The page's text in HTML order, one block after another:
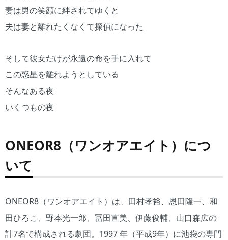
妻は男の笑顔に絆されてゆくと
夫は妻と離れたくなくて探偵になった
そして彼女だけが永遠の命を手に入れて
この惑星を離れようとしている
そんなある夜
いくつもの夜
ONEOR8（ワンオアエイト）につ
いて
ONEOR8（ワンオアエイト）は、田村孝裕、恩田隆一、和
田ひろこ、野本光一郎、冨田直美、伊藤俊輔、山口森広の
計7名で構成される劇団。1997 年（平成9年）に池袋の専門